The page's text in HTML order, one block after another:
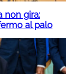
non gira:
al palo